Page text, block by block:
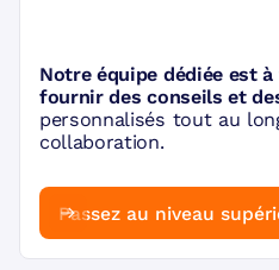
Notre équipe dédiée est
fournir des conseils et
personnalisés tout au
collaboration.
Passez au niveau